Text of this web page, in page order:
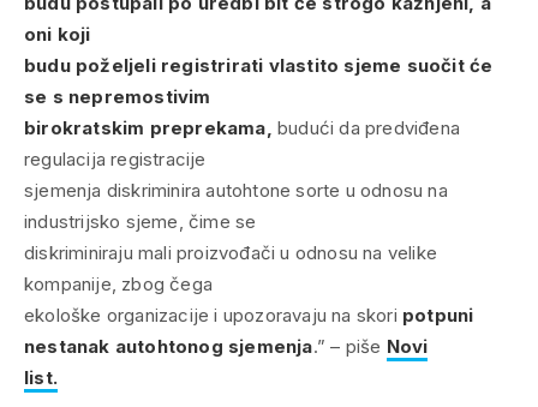
oni koji
budu poželjeli registrirati vlastito sjeme suočit će
se s nepremostivim
birokratskim preprekama, budući da predviđena
regulacija registracije
sjemenja diskriminira autohtone sorte u odnosu na
industrijsko sjeme, čime se
diskriminiraju mali proizvođači u odnosu na velike
kompanije, zbog čega
ekološke organizacije i upozoravaju na skori potpuni
nestanak autohtonog sjemenja.” – piše Novi
list.